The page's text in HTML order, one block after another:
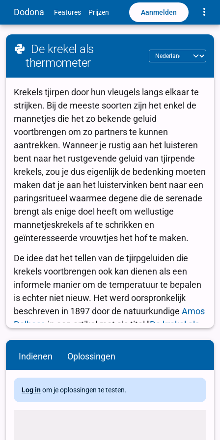
Dodona Features Prijzen Aanmelden
De krekel als
thermometer
Indienen Oplossingen
Log in om je oplossingen te testen.